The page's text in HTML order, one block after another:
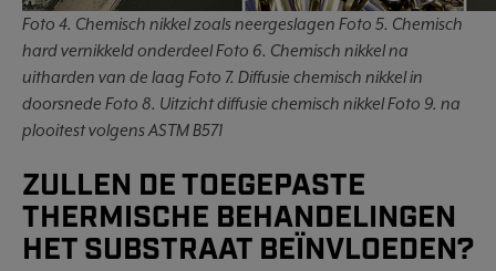
Foto 4. Chemisch nikkel zoals neergeslagen Foto 5. Chemisch
hard vernikkeld onderdeelFoto 6. Chemisch nikkel na
uitharden van de laag Foto 7. Diffusie chemisch nikkel in
doorsnede Foto 8. Uitzicht diffusie chemisch nikkelFoto 9. na
plooitest volgens ASTM B571
ZULLEN DE TOEGEPASTE
THERMISCHE BEHANDELINGEN
HET SUBSTRAAT BEÏNVLOEDEN?